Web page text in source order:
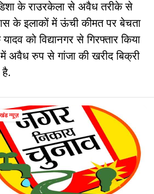
के राउरकेला से अवैध तरीके से
के इलाकों में ऊंची कीमत पर बेचता
को विद्यानगर से गिरफ्तार किया
अवैध रुप से गांजा की खरीद बिक्री
न्यूज़